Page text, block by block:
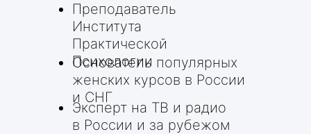
Основатель популярных
женских курсов в России
и СНГ
Преподаватель
Института
Практической
Психологии
Эксперт на ТВ и радио
в России и за рубежом